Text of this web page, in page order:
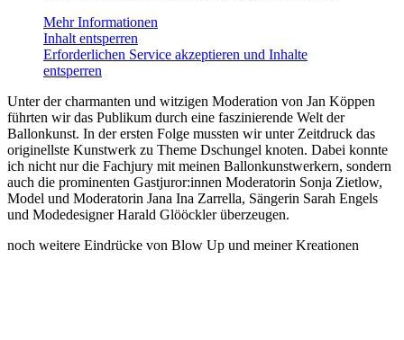
Mehr Informationen
Inhalt entsperren
Erforderlichen Service akzeptieren und Inhalte
entsperren
Unter der charmanten und witzigen Moderation von Jan Köppen
führten wir das Publikum durch eine faszinierende Welt der
Ballonkunst. In der ersten Folge mussten wir unter Zeitdruck das
originellste Kunstwerk zu Theme Dschungel knoten. Dabei konnte
ich nicht nur die Fachjury mit meinen Ballonkunstwerkern, sondern
auch die prominenten Gastjuror:innen Moderatorin Sonja Zietlow,
Model und Moderatorin Jana Ina Zarrella, Sängerin Sarah Engels
und Modedesigner Harald Glööckler überzeugen.
noch weitere Eindrücke von Blow Up und meiner Kreationen